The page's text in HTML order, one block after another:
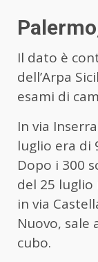
Il dato è
dell’Arpa
esami di
In via
luglio era di
Dopo i 300
del 25 luglio
in via
Nuovo, sale
cubo.